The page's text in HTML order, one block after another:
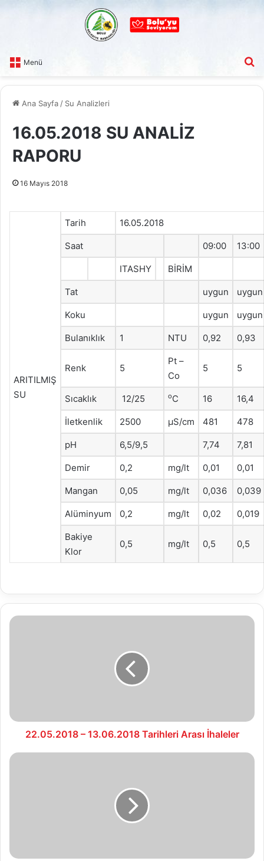
Menü
Ana Sayfa / Su Analizleri
16.05.2018 SU ANALİZ
RAPORU
16 Mayıs 2018
ARITILMIŞ
SU
Tarih 16.05.2018
Saat 09:00 13:00
ITASHY BİRİM
Tat uygun uygun
Koku uygun uygun
Bulanıklık 1 NTU 0,92 0,93
Renk 5
Pt –
Co
5 5
Sıcaklık 12/25 oC 16 16,4
İletkenlik 2500 μS/cm 481 478
pH 6,5/9,5 7,74 7,81
Demir 0,2 mg/lt 0,01 0,01
Mangan 0,05 mg/lt 0,036 0,039
Alüminyum 0,2 mg/lt 0,02 0,019
Bakiye
Klor
0,5 mg/lt 0,5 0,5
22.05.2018
22.05.2018 – 13.06.2018 Tarihleri Arası İhaleler
16.05.2018